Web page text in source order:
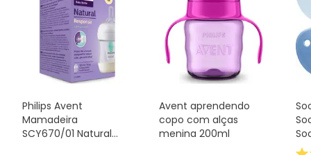
Philips Avent
Mamadeira
SCY670/01 Natural
Avent aprendendo
copo com alças
menina 200ml